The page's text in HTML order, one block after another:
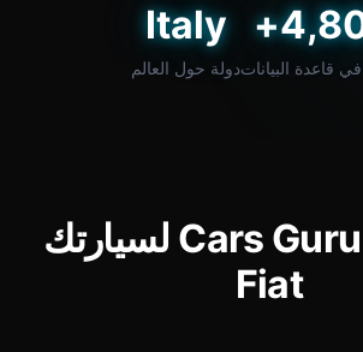
قاعدة البيانات
Italy
دولة حول العالم
ما يقدمه Cars Guru لسيارتك
Fiat